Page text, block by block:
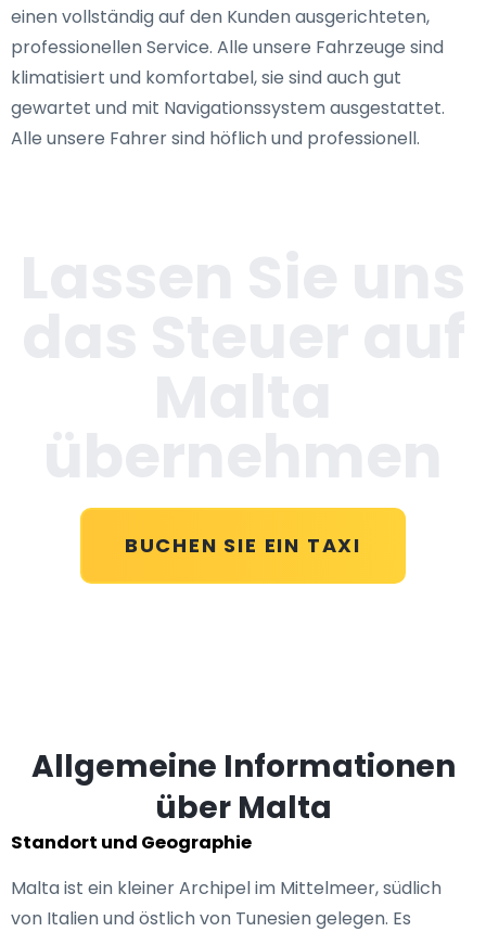
einen vollständig auf den Kunden ausgerichteten,
professionellen Service. Alle unsere Fahrzeuge sind
klimatisiert und komfortabel, sie sind auch gut
gewartet und mit Navigationssystem ausgestattet.
Alle unsere Fahrer sind höflich und professionell.
BUCHEN SIE EIN TAXI
Allgemeine Informationen
über Malta
Standort und Geographie
Malta ist ein kleiner Archipel im Mittelmeer, südlich
von Italien und östlich von Tunesien gelegen. Es